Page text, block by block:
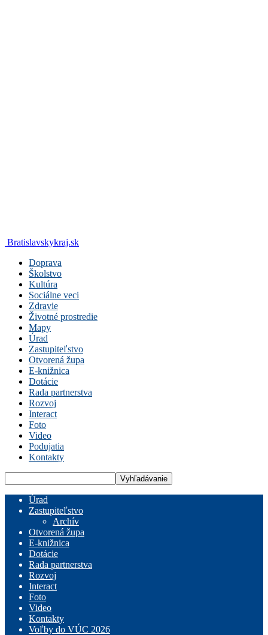
Bratislavskykraj.sk
Doprava
Školstvo
Kultúra
Sociálne veci
Zdravie
Životné prostredie
Mapy
Úrad
Zastupiteľstvo
Otvorená župa
E-knižnica
Dotácie
Rada partnerstva
Rozvoj
Interact
Foto
Video
Podujatia
Kontakty
Úrad
Zastupiteľstvo
Archív
Otvorená župa
E-knižnica
Dotácie
Rada partnerstva
Rozvoj
Interact
Foto
Video
Kontakty
Voľby do VÚC 2026